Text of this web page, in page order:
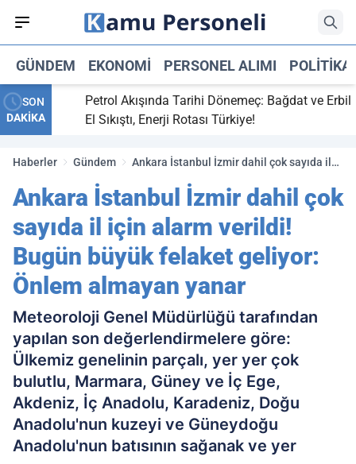
GÜNDEM EKONOMI PERSONEL ALIMI POLITIKA
SON
DAKİKA
Petrol Akışında Tarihi Dönemeç: Bağdat ve Erbil
El Sıkıştı, Enerji Rotası Türkiye!
Haberler Gündem
Ankara İstanbul İzmir dahil çok sayıda il
geliyor: Önlem almayan yanar
Ankara İstanbul İzmir dahil çok
sayıda il için alarm verildi!
Bugün büyük felaket geliyor:
Önlem almayan yanar
Meteoroloji Genel Müdürlüğü tarafından
yapılan son değerlendirmelere göre:
Ülkemiz genelinin parçalı, yer yer çok
bulutlu, Marmara, Güney ve İç Ege,
Akdeniz, İç Anadolu, Karadeniz, Doğu
Anadolu'nun kuzeyi ve Güneydoğu
Anadolu'nun batısının sağanak ve yer